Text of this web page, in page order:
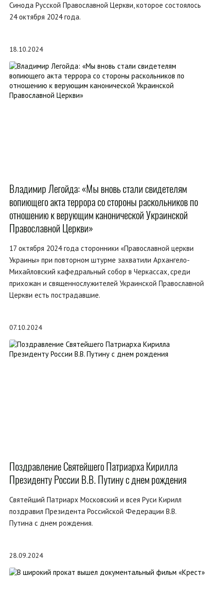
Синода Русской Православной Церкви, которое состоялось
24 октября 2024 года.
18.10.2024
Владимир Легойда: «Мы вновь стали свидетелям
вопиющего акта террора со стороны раскольников по
отношению к верующим канонической Украинской
Православной Церкви»
17 октября 2024 года сторонники «Православной церкви
Украины» при повторном штурме захватили Архангело-
Михайловский кафедральный собор в Черкассах, среди
прихожан и священнослужителей Украинской Православной
Церкви есть пострадавшие.
07.10.2024
Поздравление Святейшего Патриарха Кирилла
Президенту России В.В. Путину с днем рождения
Святейший Патриарх Московский и всея Руси Кирилл
поздравил Президента Российской Федерации В.В.
Путина с днем рождения.
28.09.2024